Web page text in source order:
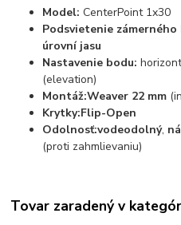
Model: CenterPoint 1x30
Podsvietenie zámerného
úrovní jasu
Nastavenie bodu:
(elevation)
Montáž:Weaver 22 mm
Krytky:Flip-Open
Odolnosť:vodeodolný,
(proti zahmlievaniu)
Tovar zaradený v